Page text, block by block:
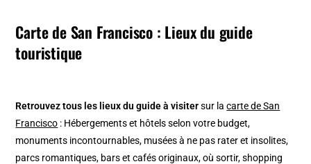
Carte de San Francisco : Lieux du guide
touristique
Retrouvez tous les lieux du guide à visitersur lacarte de San
Francisco : Hébergements et hôtels selon votre budget,
monuments incontournables, musées à ne pas rater et insolites,
parcs romantiques, bars et cafés originaux, où sortir, shopping